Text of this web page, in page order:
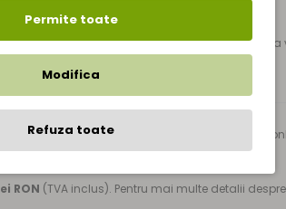
adverse.
viata sanatos. A nu se lasa la indemana si la
de lumina directa a soarelui
din oferta de produse a magazinului nostru
RON (TVA inclus). Pentru mai multe detalii
Permite toate
Modifica
Refuza toate